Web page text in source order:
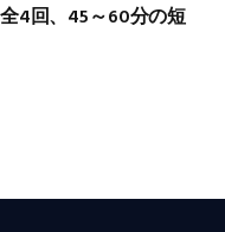
4回、45～60分の短